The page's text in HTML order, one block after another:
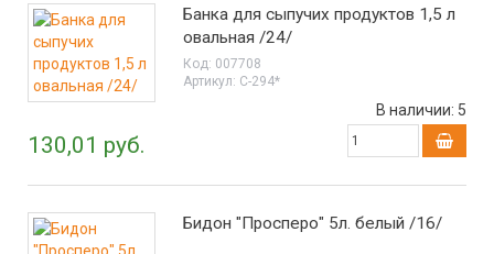
Банка для сыпучих продуктов 1,5 л
овальная /24/
Код: 007708
Артикул: С-294*
130,01 руб.
В наличии: 5
Бидон "Просперо" 5л. белый /16/